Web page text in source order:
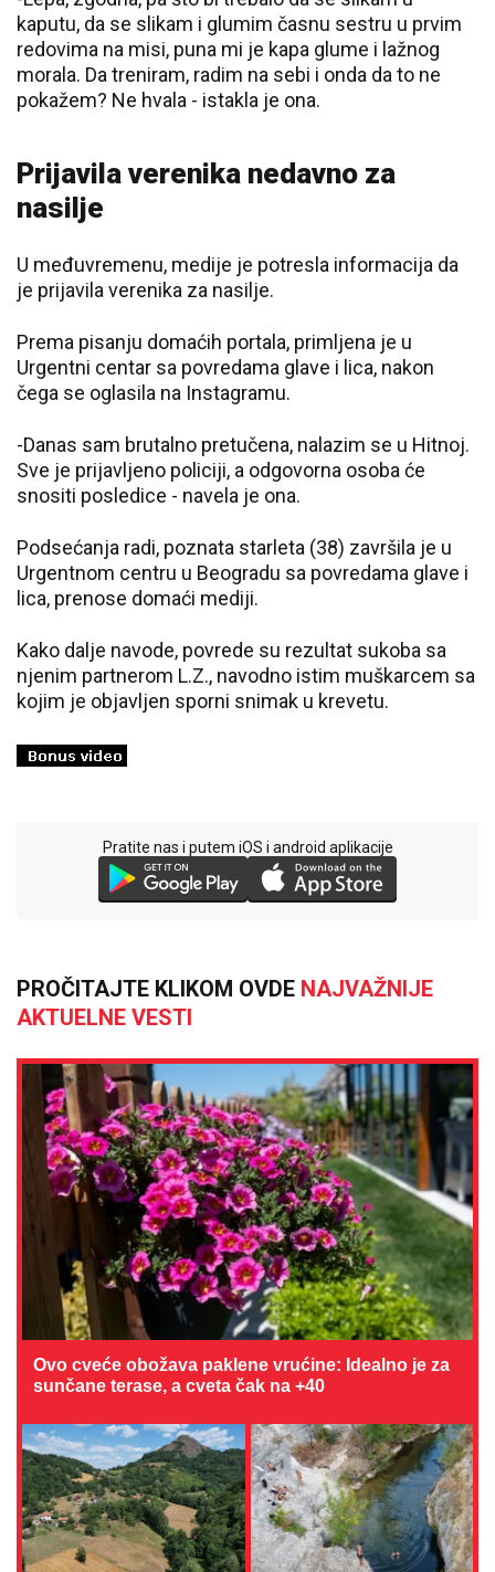
kaputu, da se slikam i glumim časnu sestru u prvim
redovima na misi, puna mi je kapa glume i lažnog
morala. Da treniram, radim na sebi i onda da to ne
pokažem? Ne hvala - istakla je ona.
Prijavila verenika nedavno za
nasilje
U međuvremenu, medije je potresla informacija da
je prijavila verenika za nasilje.
Prema pisanju domaćih portala, primljena je u
Urgentni centar sa povredama glave i lica, nakon
čega se oglasila na Instagramu.
-Danas sam brutalno pretučena, nalazim se u Hitnoj.
Sve je prijavljeno policiji, a odgovorna osoba će
snositi posledice - navela je ona.
Podsećanja radi, poznata starleta (38) završila je u
Urgentnom centru u Beogradu sa povredama glave i
lica, prenose domaći mediji.
Kako dalje navode, povrede su rezultat sukoba sa
njenim partnerom L.Z., navodno istim muškarcem sa
kojim je objavljen sporni snimak u krevetu.
Pratite nas i putem iOS i android aplikacije
PROČITAJTE KLIKOM OVDE NAJVAŽNIJE
AKTUELNE VESTI
Ovo cveće obožava paklene vrućine: Idealno je za
sunčane terase, a cveta čak na +40